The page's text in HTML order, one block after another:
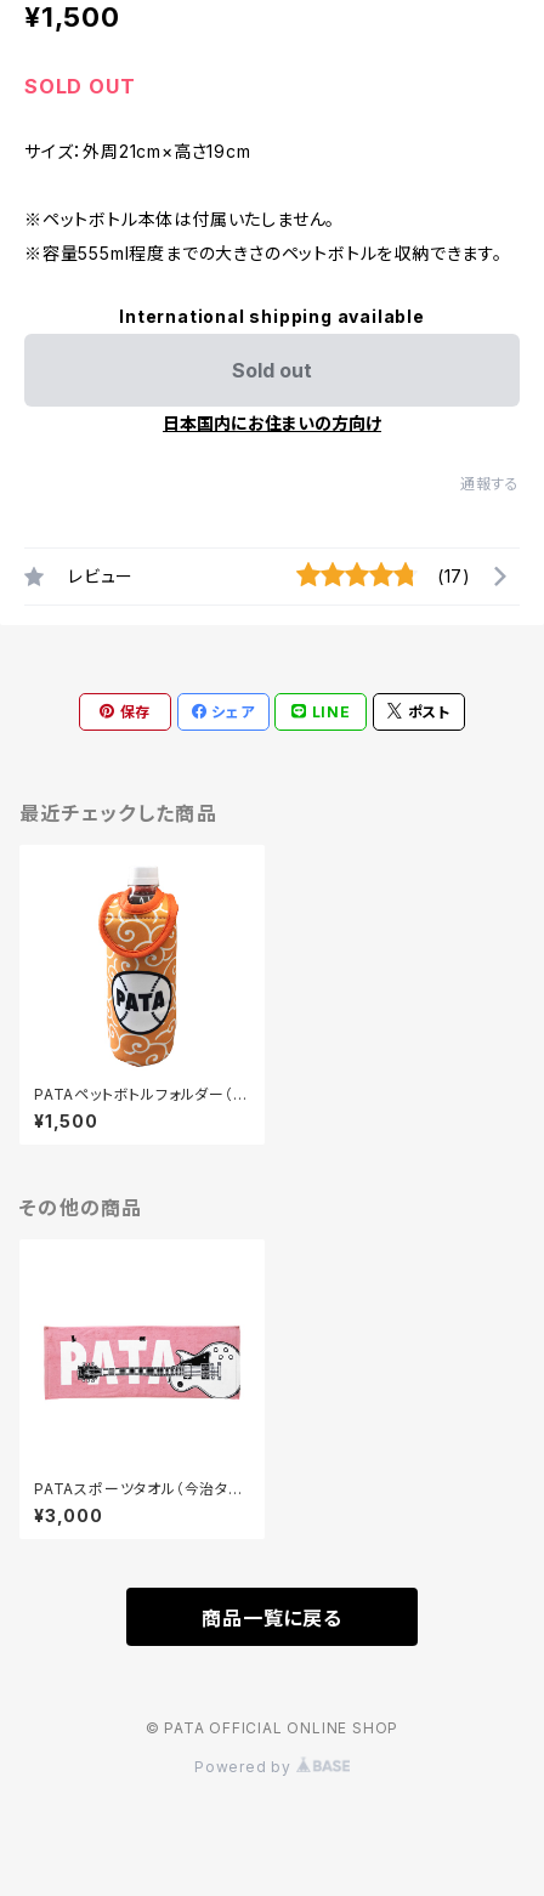
¥1,500
SOLD OUT
サイズ：外周21cm×高さ19cm
※ペットボトル本体は付属いたしません。
※容量555ml程度までの大きさのペットボトルを収納できます。
International shipping available
Sold out
日本国内にお住まいの方向け
通報する
レビュー (17)
保存 シェア LINE ポスト
最近チェックした商品
PATAペットボトルフォルダー（カ
ラビナ付き）
¥1,500
その他の商品
PATAスポーツタオル（今治タオ
ル）ピンク
¥3,000
商品一覧に戻る
© PATA OFFICIAL ONLINE SHOP
Powered by